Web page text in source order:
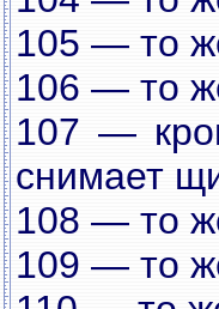
105 — то
106 — то
107 —
снимает
108 — то
109 — то